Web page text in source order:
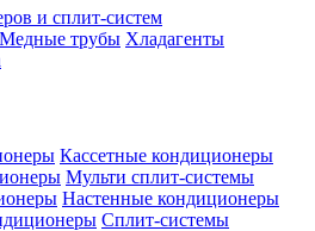
и сплит-систем
Медные трубы Хладагенты
Кассетные кондиционеры
Мульти сплит-системы
Настенные кондиционеры
Сплит-системы